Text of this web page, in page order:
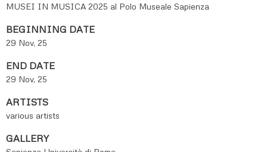
MUSEI IN MUSICA 2025 al Polo Museale Sapienza
BEGINNING DATE
29 Nov, 25
END DATE
29 Nov, 25
ARTISTS
various artists
GALLERY